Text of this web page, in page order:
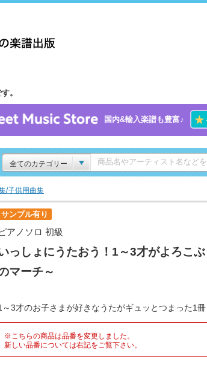
。
国内&輸入楽譜も豊富♪ ★
全てのカテゴリー
/子供用曲集
サンプル有り
アノソロ 初級
っしょにうたおう！1～3才がよろこ
マーチ～
～3才のお子さまが好きなうたがギュッとつまった1冊
※こちらの商品は品番を変更しました。
新しい品番については右記をご覧下さい。